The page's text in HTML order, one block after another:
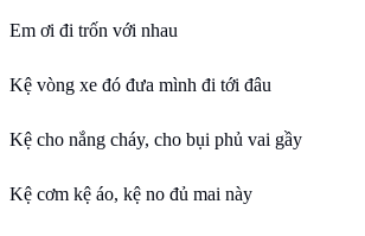
Em ơi đi trốn với nhau
Kệ vòng xe đó đưa mình đi tới đâu
Kệ cho nắng cháy, cho bụi phủ vai gầy
Kệ cơm kệ áo, kệ no đủ mai này